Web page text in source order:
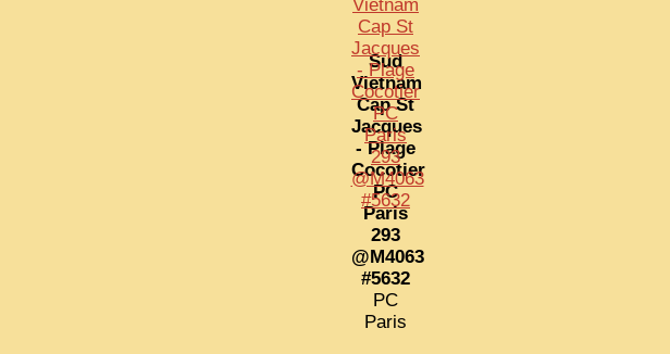
Sud
Vietnam
Cap St
Jacques
- Plage
Cocotier
PC
Paris
293
@M4063
#5632
PC
Paris